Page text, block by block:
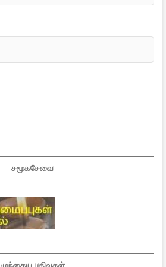
சமூகசேவை
முந்தைய பதிவுகள்